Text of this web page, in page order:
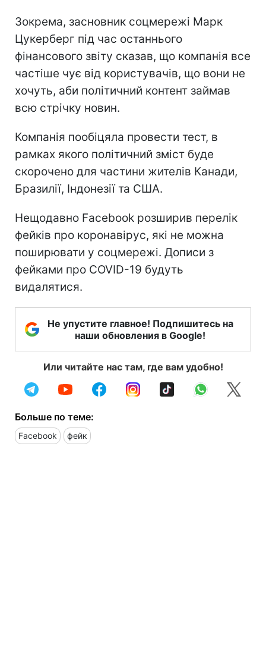
Зокрема, засновник соцмережі Марк
Цукерберг під час останнього
фінансового звіту сказав, що компанія все
частіше чує від користувачів, що вони не
хочуть, аби політичний контент займав
всю стрічку новин.
Компанія пообіцяла провести тест, в
рамках якого політичний зміст буде
скорочено для частини жителів Канади,
Бразилії, Індонезії та США.
Нещодавно Facebook розширив перелік
фейків про коронавірус, які не можна
поширювати у соцмережі. Дописи з
фейками про COVID-19 будуть
видалятися.
Не упустите главное! Подпишитесь на
наши обновления в Google!
Или читайте нас там, где вам удобно!
Больше по теме:
Facebook фейк